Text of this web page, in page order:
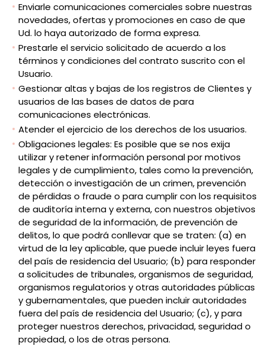
Enviarle comunicaciones comerciales sobre nuestras
novedades, ofertas y promociones en caso de que
Ud. lo haya autorizado de forma expresa.
Prestarle el servicio solicitado de acuerdo a los
términos y condiciones del contrato suscrito con el
Usuario.
Gestionar altas y bajas de los registros de Clientes y
usuarios de las bases de datos de para
comunicaciones electrónicas.
Atender el ejercicio de los derechos de los usuarios.
Obligaciones legales: Es posible que se nos exija
utilizar y retener información personal por motivos
legales y de cumplimiento, tales como la prevención,
detección o investigación de un crimen, prevención
de pérdidas o fraude o para cumplir con los requisitos
de auditoría interna y externa, con nuestros objetivos
de seguridad de la información, de prevención de
delitos, lo que podrá conllevar que se traten: (a) en
virtud de la ley aplicable, que puede incluir leyes fuera
del país de residencia del Usuario; (b) para responder
a solicitudes de tribunales, organismos de seguridad,
organismos regulatorios y otras autoridades públicas
y gubernamentales, que pueden incluir autoridades
fuera del país de residencia del Usuario; (c), y para
proteger nuestros derechos, privacidad, seguridad o
propiedad, o los de otras persona.